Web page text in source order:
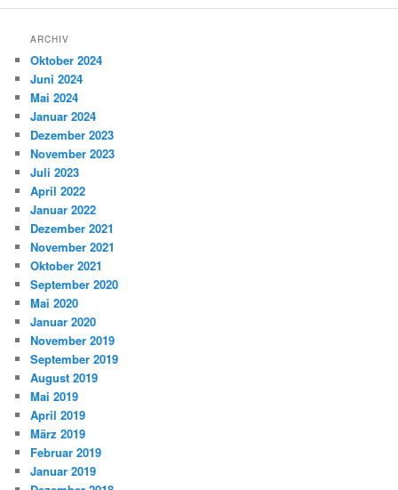
ARCHIV
Oktober 2024
Juni 2024
Mai 2024
Januar 2024
Dezember 2023
November 2023
Juli 2023
April 2022
Januar 2022
Dezember 2021
November 2021
Oktober 2021
September 2020
Mai 2020
Januar 2020
November 2019
September 2019
August 2019
Mai 2019
April 2019
März 2019
Februar 2019
Januar 2019